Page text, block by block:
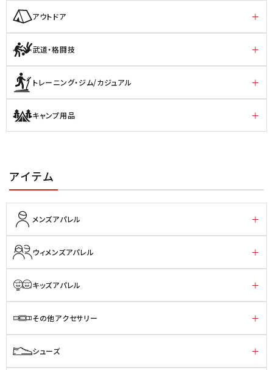
アウトドア
武道・格闘技
トレーニング・ジム/カジュアル
キャンプ用品
アイテム
メンズアパレル
ウィメンズアパレル
キッズアパレル
その他アクセサリー
シューズ